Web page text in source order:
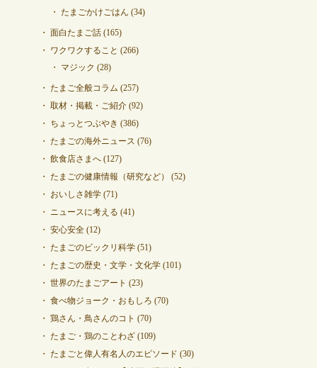
たまごかけごはん (34)
面白たまご話(165)
ワクワクすること (266)
マジック (28)
たまご全般コラム (257)
取材・掲載・ご紹介(92)
ちょっとつぶやき (386)
たまごの海外ニュース (76)
飲食店さまへ(127)
たまごの健康情報（研究など）
(52)
おいしさ雑学(71)
ニュースに考える (41)
安心安全(12)
たまごのビックリ科学(51)
たまごの歴史・文学・文化学(101)
世界のたまごアート (23)
食べ物ジョーク・おもしろ (70)
鶏さん・鳥さんのコト (70)
たまご・鶏のことわざ(109)
たまごと偉人有名人のエピソード (30)